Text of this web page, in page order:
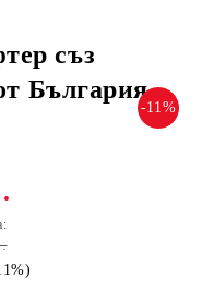
съз
България.
-11%